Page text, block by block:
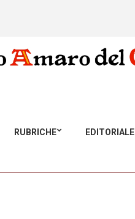
RUBRICHE EDITORIALE